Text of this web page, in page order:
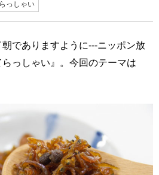
っしゃい
でありますように---ニッポン放
っしゃい』。今回のテーマは